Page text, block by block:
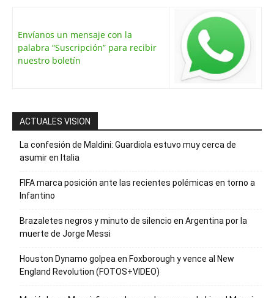
Envíanos un mensaje con la
palabra “Suscripción” para recibir
nuestro boletín
ACTUALES VISION
La confesión de Maldini: Guardiola estuvo muy cerca de
asumir en Italia
FIFA marca posición ante las recientes polémicas en torno a
Infantino
Brazaletes negros y minuto de silencio en Argentina por la
muerte de Jorge Messi
Houston Dynamo golpea en Foxborough y vence al New
England Revolution (FOTOS+VIDEO)